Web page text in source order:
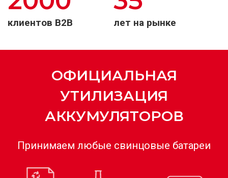
клиентов B2B лет на рынке
ОФИЦИАЛЬНАЯ
УТИЛИЗАЦИЯ
АККУМУЛЯТОРОВ
Принимаем любые свинцовые батареи